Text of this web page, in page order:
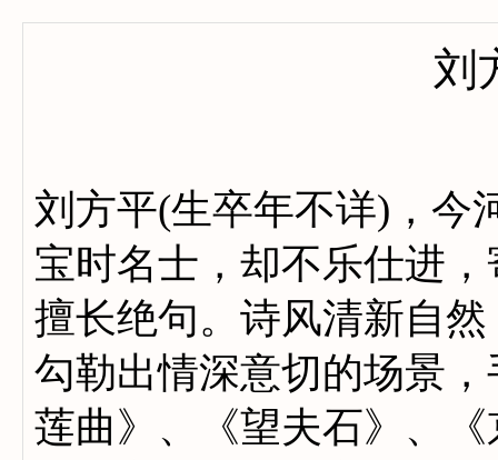
刘
刘方平(生卒年不详)，今
宝时名士，却不乐仕进
擅长绝句。诗风清新自
勾勒出情深意切的场景
莲曲》、《望夫石》、